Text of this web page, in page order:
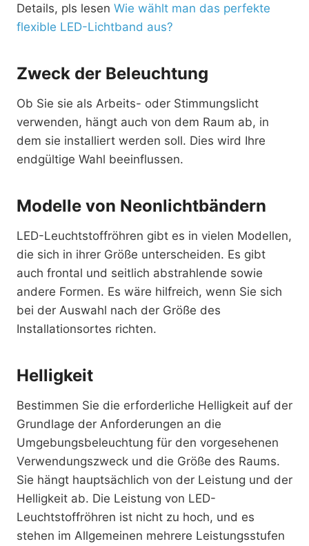
Details, pls lesen Wie wählt man das perfekte
flexible LED-Lichtband aus?
Zweck der Beleuchtung
Ob Sie sie als Arbeits- oder Stimmungslicht
verwenden, hängt auch von dem Raum ab, in
dem sie installiert werden soll. Dies wird Ihre
endgültige Wahl beeinflussen.
Modelle von Neonlichtbändern
LED-Leuchtstoffröhren gibt es in vielen Modellen,
die sich in ihrer Größe unterscheiden. Es gibt
auch frontal und seitlich abstrahlende sowie
andere Formen. Es wäre hilfreich, wenn Sie sich
bei der Auswahl nach der Größe des
Installationsortes richten.
Helligkeit
Bestimmen Sie die erforderliche Helligkeit auf der
Grundlage der Anforderungen an die
Umgebungsbeleuchtung für den vorgesehenen
Verwendungszweck und die Größe des Raums.
Sie hängt hauptsächlich von der Leistung und der
Helligkeit ab. Die Leistung von LED-
Leuchtstoffröhren ist nicht zu hoch, und es
stehen im Allgemeinen mehrere Leistungsstufen